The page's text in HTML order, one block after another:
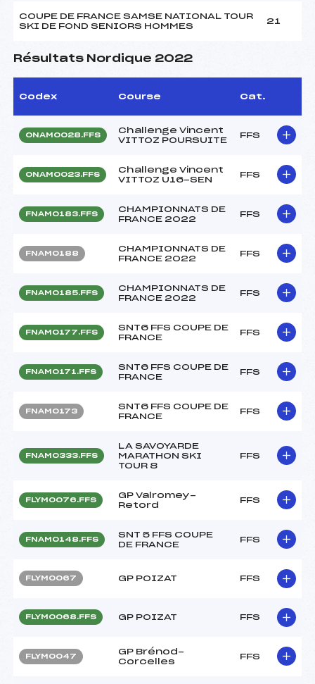
COUPE DE FRANCE SAMSE NATIONAL TOUR
SKI DE FOND SENIORS HOMMES
21
Résultats Nordique 2022
Codex Course Cat.
ONAM0028.FFS
Challenge Vincent
VITTOZ POURSUITE
FFS
ONAM0023.FFS
Challenge Vincent
VITTOZ U16-SEN
FFS
FNAM0183.FFS
CHAMPIONNATS DE
FRANCE 2022
FFS
FNAM0188
CHAMPIONNATS DE
FRANCE 2022
FFS
FNAM0185.FFS
CHAMPIONNATS DE
FRANCE 2022
FFS
FNAM0177.FFS
SNT6 FFS COUPE DE
FRANCE
FFS
FNAM0171.FFS
SNT6 FFS COUPE DE
FRANCE
FFS
FNAM0173
SNT6 FFS COUPE DE
FRANCE
FFS
FNAM0333.FFS
LA SAVOYARDE
MARATHON SKI
TOUR 8
FFS
FLYM0076.FFS
GP Valromey-
Retord
FFS
FNAM0148.FFS
SNT 5 FFS COUPE
DE FRANCE
FFS
FLYM0067 GP POIZAT FFS
FLYM0068.FFS GP POIZAT FFS
FLYM0047
GP Brénod-
Corcelles
FFS